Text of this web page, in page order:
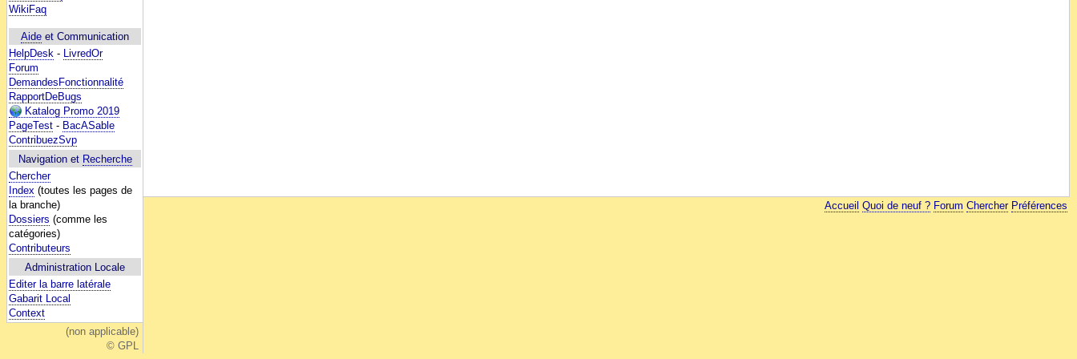
WikiFaq
Aide et Communication
HelpDesk - LivredOr
Forum
DemandesFonctionnalité
RapportDeBugs
Katalog Promo 2019
PageTest - BacASable
ContribuezSvp
Navigation et Recherche
Chercher
Index (toutes les pages de
la branche)
Dossiers (comme les
catégories)
Contributeurs
Administration Locale
Editer la barre latérale
Gabarit Local
Context
(non applicable)
© GPL
Accueil Quoi de neuf ? Forum Chercher Préférences